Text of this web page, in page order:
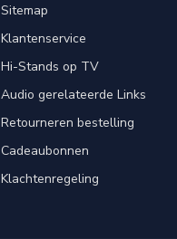
Sitemap
Klantenservice
Hi-Stands op TV
Audio gerelateerde Links
Retourneren bestelling
Cadeaubonnen
Klachtenregeling